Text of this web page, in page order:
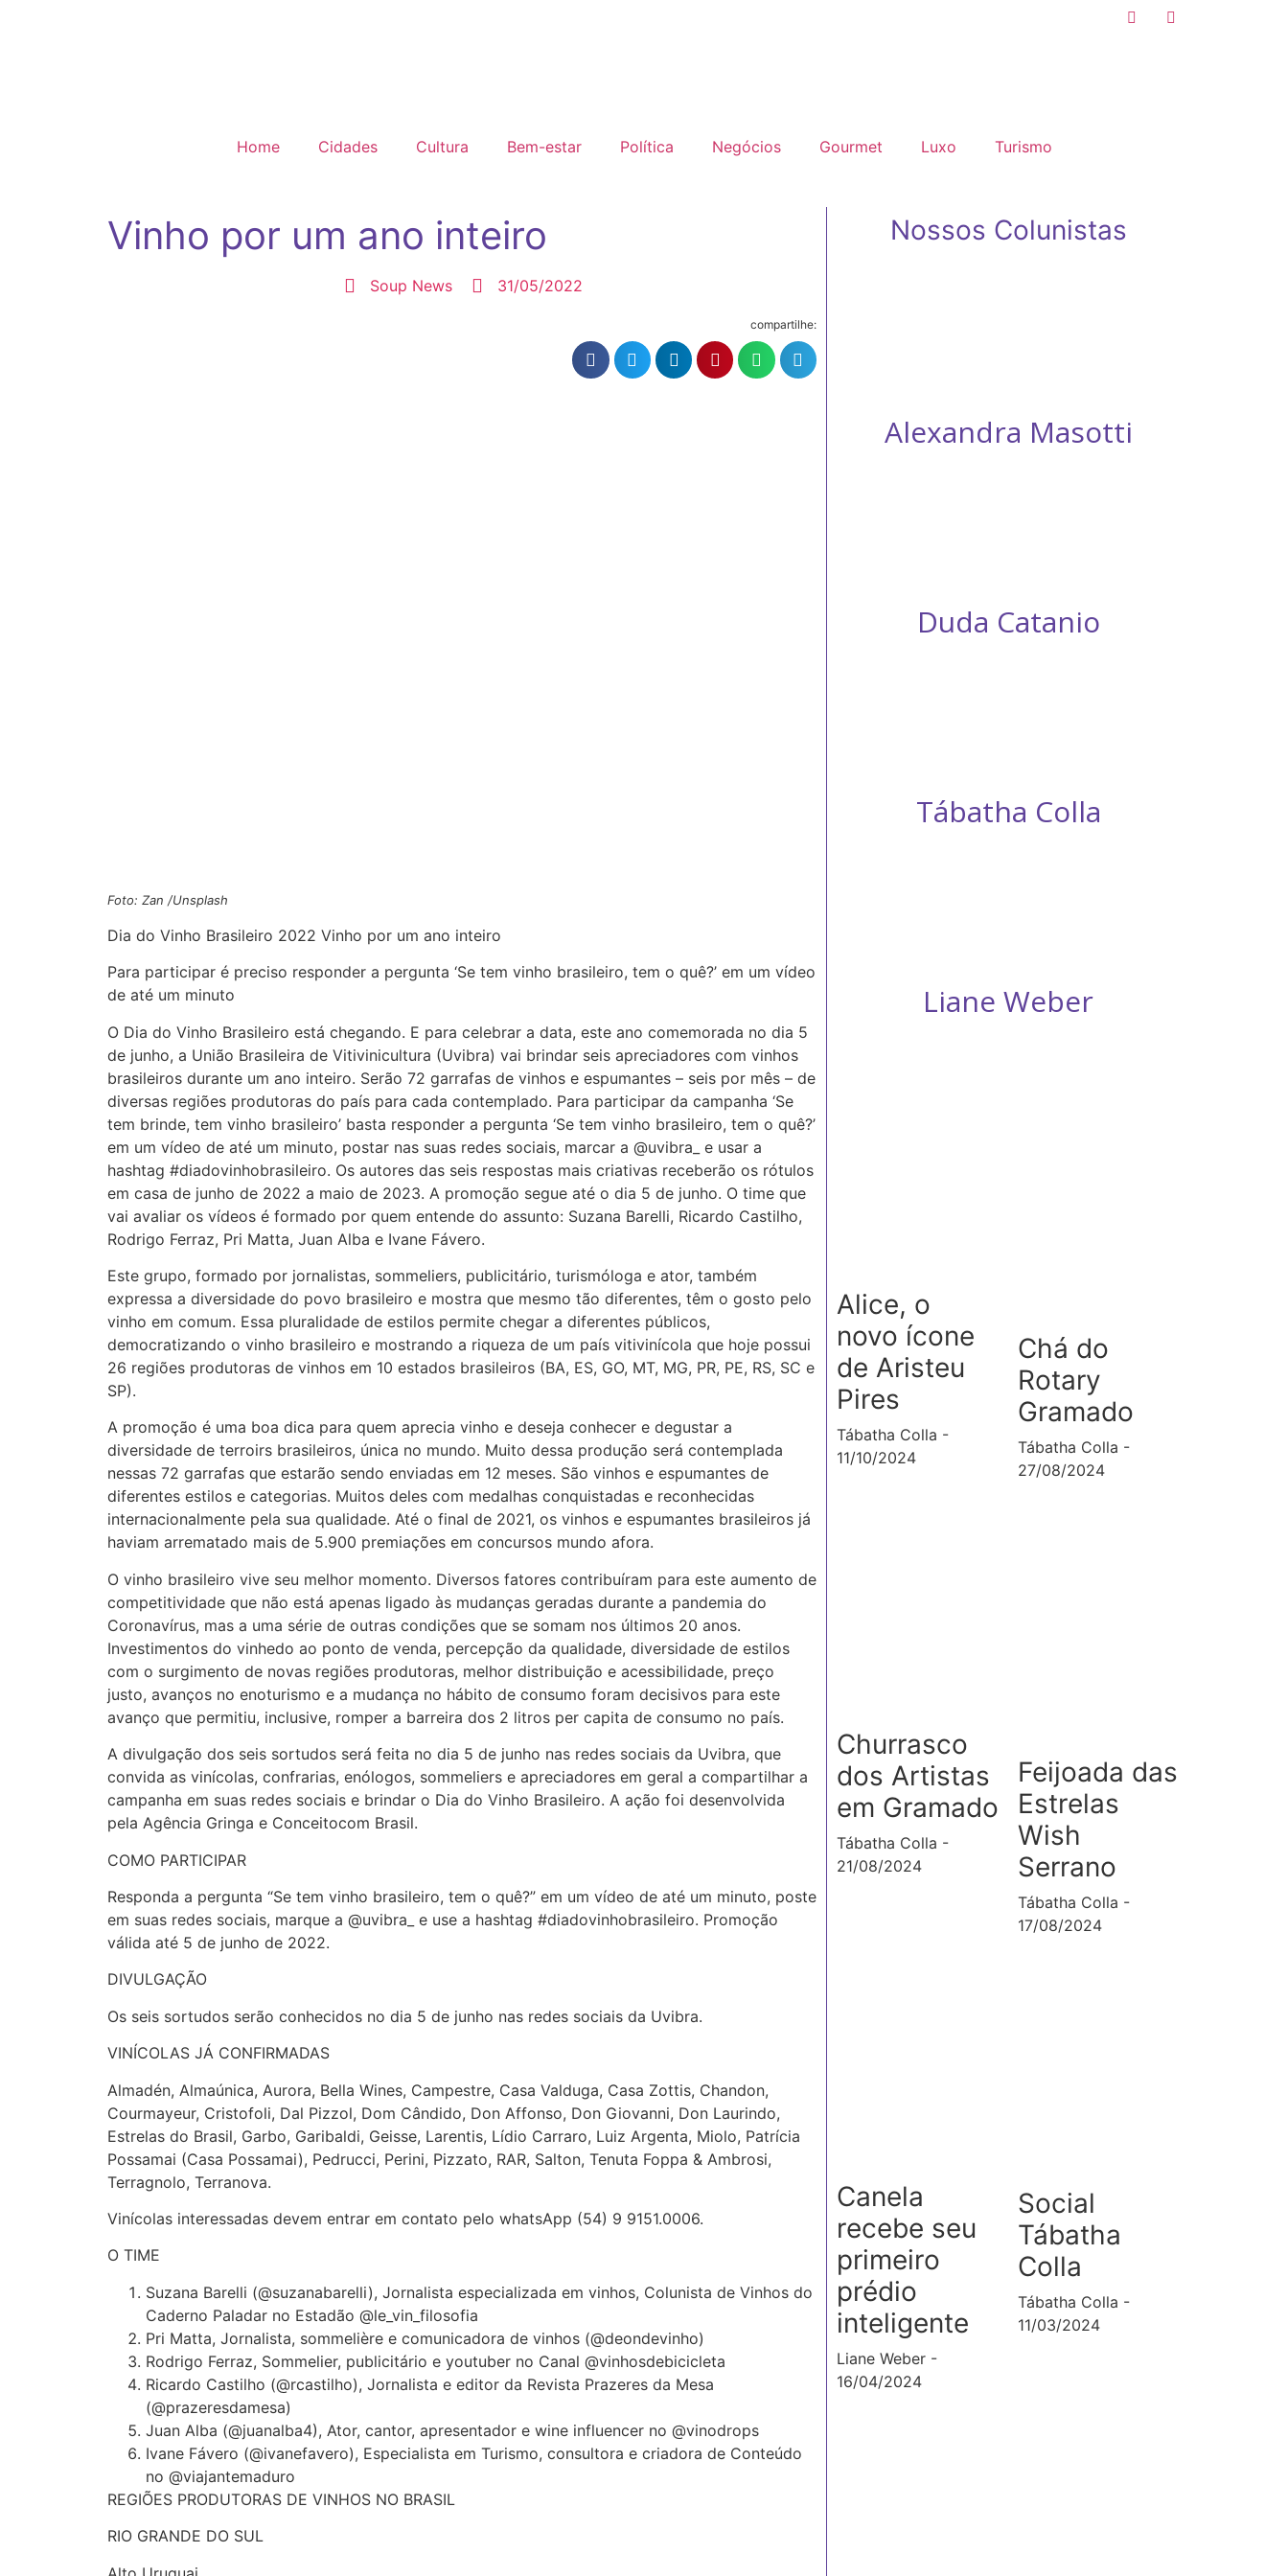
Home Cidades Cultura Bem-estar Política Negócios Gourmet Luxo Turismo
Vinho por um ano inteiro
Soup News 31/05/2022
compartilhe:
Foto: Zan /Unsplash
Dia do Vinho Brasileiro 2022 Vinho por um ano inteiro
Para participar é preciso responder a pergunta ‘Se tem vinho brasileiro, tem o quê?’ em um vídeo
de até um minuto
O Dia do Vinho Brasileiro está chegando. E para celebrar a data, este ano comemorada no dia 5
de junho, a União Brasileira de Vitivinicultura (Uvibra) vai brindar seis apreciadores com vinhos
brasileiros durante um ano inteiro. Serão 72 garrafas de vinhos e espumantes – seis por mês – de
diversas regiões produtoras do país para cada contemplado. Para participar da campanha ‘Se
tem brinde, tem vinho brasileiro’ basta responder a pergunta ‘Se tem vinho brasileiro, tem o quê?’
em um vídeo de até um minuto, postar nas suas redes sociais, marcar a @uvibra_ e usar a
hashtag #diadovinhobrasileiro. Os autores das seis respostas mais criativas receberão os rótulos
em casa de junho de 2022 a maio de 2023. A promoção segue até o dia 5 de junho. O time que
vai avaliar os vídeos é formado por quem entende do assunto: Suzana Barelli, Ricardo Castilho,
Rodrigo Ferraz, Pri Matta, Juan Alba e Ivane Fávero.
Este grupo, formado por jornalistas, sommeliers, publicitário, turismóloga e ator, também
expressa a diversidade do povo brasileiro e mostra que mesmo tão diferentes, têm o gosto pelo
vinho em comum. Essa pluralidade de estilos permite chegar a diferentes públicos,
democratizando o vinho brasileiro e mostrando a riqueza de um país vitivinícola que hoje possui
26 regiões produtoras de vinhos em 10 estados brasileiros (BA, ES, GO, MT, MG, PR, PE, RS, SC e
SP).
A promoção é uma boa dica para quem aprecia vinho e deseja conhecer e degustar a
diversidade de terroirs brasileiros, única no mundo. Muito dessa produção será contemplada
nessas 72 garrafas que estarão sendo enviadas em 12 meses. São vinhos e espumantes de
diferentes estilos e categorias. Muitos deles com medalhas conquistadas e reconhecidas
internacionalmente pela sua qualidade. Até o final de 2021, os vinhos e espumantes brasileiros já
haviam arrematado mais de 5.900 premiações em concursos mundo afora.
O vinho brasileiro vive seu melhor momento. Diversos fatores contribuíram para este aumento de
competitividade que não está apenas ligado às mudanças geradas durante a pandemia do
Coronavírus, mas a uma série de outras condições que se somam nos últimos 20 anos.
Investimentos do vinhedo ao ponto de venda, percepção da qualidade, diversidade de estilos
com o surgimento de novas regiões produtoras, melhor distribuição e acessibilidade, preço
justo, avanços no enoturismo e a mudança no hábito de consumo foram decisivos para este
avanço que permitiu, inclusive, romper a barreira dos 2 litros per capita de consumo no país.
A divulgação dos seis sortudos será feita no dia 5 de junho nas redes sociais da Uvibra, que
convida as vinícolas, confrarias, enólogos, sommeliers e apreciadores em geral a compartilhar a
campanha em suas redes sociais e brindar o Dia do Vinho Brasileiro. A ação foi desenvolvida
pela Agência Gringa e Conceitocom Brasil.
COMO PARTICIPAR
Responda a pergunta “Se tem vinho brasileiro, tem o quê?” em um vídeo de até um minuto, poste
em suas redes sociais, marque a @uvibra_ e use a hashtag #diadovinhobrasileiro. Promoção
válida até 5 de junho de 2022.
DIVULGAÇÃO
Os seis sortudos serão conhecidos no dia 5 de junho nas redes sociais da Uvibra.
VINÍCOLAS JÁ CONFIRMADAS
Almadén, Almaúnica, Aurora, Bella Wines, Campestre, Casa Valduga, Casa Zottis, Chandon,
Courmayeur, Cristofoli, Dal Pizzol, Dom Cândido, Don Affonso, Don Giovanni, Don Laurindo,
Estrelas do Brasil, Garbo, Garibaldi, Geisse, Larentis, Lídio Carraro, Luiz Argenta, Miolo, Patrícia
Possamai (Casa Possamai), Pedrucci, Perini, Pizzato, RAR, Salton, Tenuta Foppa & Ambrosi,
Terragnolo, Terranova.
Vinícolas interessadas devem entrar em contato pelo whatsApp (54) 9 9151.0006.
O TIME
Suzana Barelli (@suzanabarelli), Jornalista especializada em vinhos, Colunista de Vinhos do
Caderno Paladar no Estadão @le_vin_filosofia
Pri Matta, Jornalista, sommelière e comunicadora de vinhos (@deondevinho)
Rodrigo Ferraz, Sommelier, publicitário e youtuber no Canal @vinhosdebicicleta
Ricardo Castilho (@rcastilho), Jornalista e editor da Revista Prazeres da Mesa
(@prazeresdamesa)
Juan Alba (@juanalba4), Ator, cantor, apresentador e wine influencer no @vinodrops
Ivane Fávero (@ivanefavero), Especialista em Turismo, consultora e criadora de Conteúdo
no @viajantemaduro
REGIÕES PRODUTORAS DE VINHOS NO BRASIL
RIO GRANDE DO SUL
Nossos Colunistas
Alexandra Masotti
Duda Catanio
Tábatha Colla
Liane Weber
Alice, o
novo ícone
de Aristeu
Pires
Tábatha Colla
11/10/2024
Chá do
Rotary
Gramado
Tábatha Colla
27/08/2024
Churrasco
dos Artistas
em Gramado
Tábatha Colla
21/08/2024
Feijoada das
Estrelas
Wish
Serrano
Tábatha Colla
17/08/2024
Canela
recebe seu
primeiro
prédio
inteligente
Liane Weber
16/04/2024
Social
Tábatha
Colla
Tábatha Colla
11/03/2024